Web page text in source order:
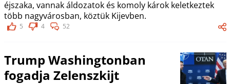
éjszaka, vannak áldozatok és komoly károk keletkeztek
több nagyvárosban, köztük Kijevben.
5 4 52
Trump Washingtonban
fogadja Zelenszkijt